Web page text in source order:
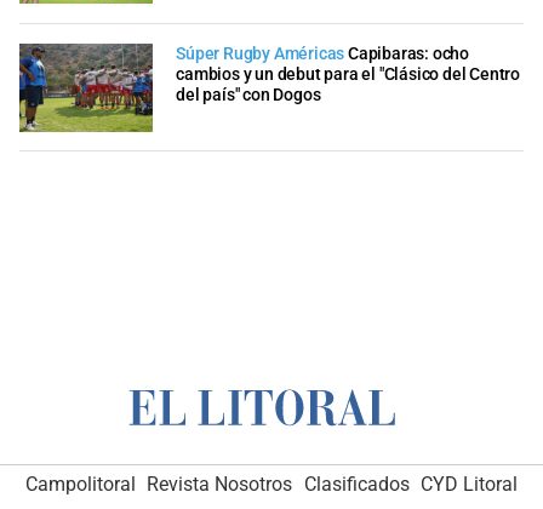
Súper Rugby AméricasCapibaras: ocho
cambios y un debut para el "Clásico del Centro
del país" con Dogos
Campolitoral Revista Nosotros Clasificados CYD Litoral